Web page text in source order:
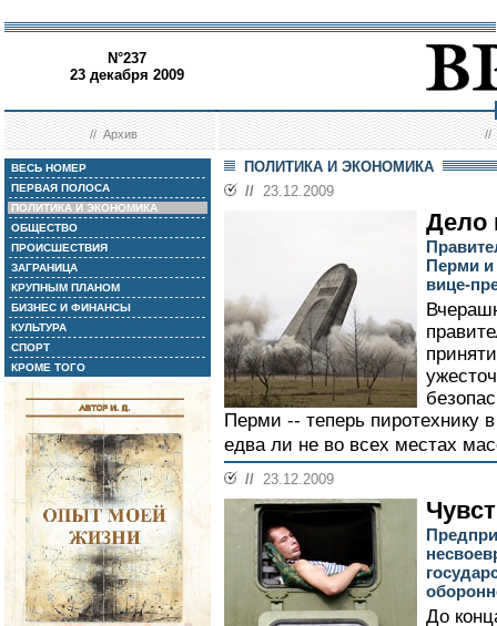
N°237
23 декабря 2009
//Архив //
ВЕСЬ НОМЕР
ПЕРВАЯ ПОЛОСА
ПОЛИТИКА И ЭКОНОМИКА
ОБЩЕСТВО
ПРОИСШЕСТВИЯ
ЗАГРАНИЦА
КРУПНЫМ ПЛАНОМ
БИЗНЕС И ФИНАНСЫ
КУЛЬТУРА
СПОРТ
КРОМЕ ТОГО
ПОЛИТИКА И ЭКОНОМИКА
// 23.12.2009
Дело
Перми и
вице-
Перми -- теперь пиротехнику
едва ли не во всех местах
// 23.12.2009
До